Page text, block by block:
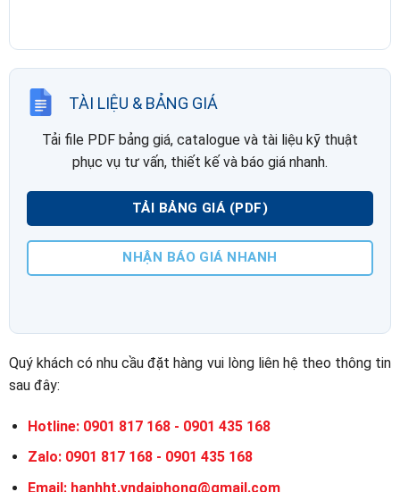
TÀI LIỆU & BẢNG GIÁ
Tải file PDF bảng giá, catalogue và tài liệu kỹ thuật
phục vụ tư vấn, thiết kế và báo giá nhanh.
TẢI BẢNG GIÁ (PDF)
NHẬN BÁO GIÁ NHANH
Quý khách có nhu cầu đặt hàng vui lòng liên hệ theo thông tin
sau đây:
Hotline: 0901 817 168 - 0901 435 168
Zalo: 0901 817 168 - 0901 435 168
Email: hanhht.vndaiphong@gmail.com